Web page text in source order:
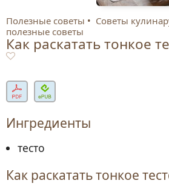
Полезные советы Советы
полезные советы
Как раскатать тонкое
Ингредиенты
тесто
Как раскатать тонкое